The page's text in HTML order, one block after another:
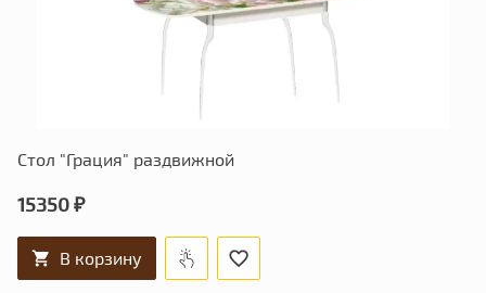
Стол "Грация" раздвижной
15350 ₽
В корзину